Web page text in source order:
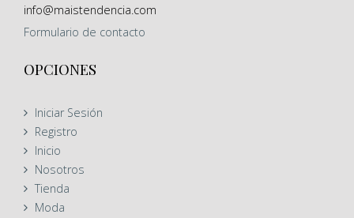
info@maistendencia.com
Formulario de contacto
OPCIONES
Iniciar Sesión
Registro
Inicio
Nosotros
Tienda
Moda